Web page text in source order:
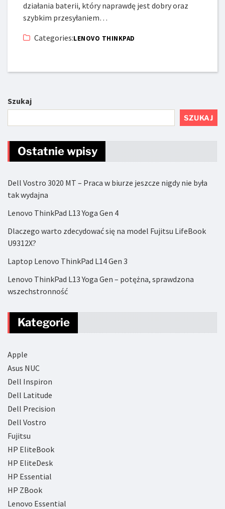
działania baterii, który naprawdę jest dobry oraz
szybkim przesyłaniem…
Categories:LENOVO THINKPAD
Szukaj
SZUKAJ
Ostatnie wpisy
Dell Vostro 3020 MT – Praca w biurze jeszcze nigdy nie była
tak wydajna
Lenovo ThinkPad L13 Yoga Gen 4
Dlaczego warto zdecydować się na model Fujitsu LifeBook
U9312X?
Laptop Lenovo ThinkPad L14 Gen 3
Lenovo ThinkPad L13 Yoga Gen – potężna, sprawdzona
wszechstronność
Kategorie
Apple
Asus NUC
Dell Inspiron
Dell Latitude
Dell Precision
Dell Vostro
Fujitsu
HP EliteBook
HP EliteDesk
HP Essential
HP ZBook
Lenovo Essential